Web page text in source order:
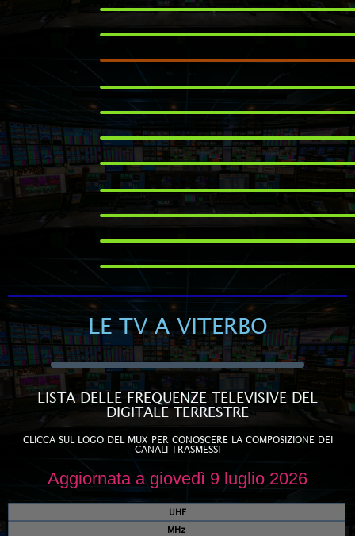
LE TV A VITERBO
LISTA DELLE FREQUENZE TELEVISIVE DEL
DIGITALE TERRESTRE
CLICCA SUL LOGO DEL MUX PER CONOSCERE LA COMPOSIZIONE DEI
CANALI TRASMESSI
Aggiornata a giovedì 9 luglio 2026
UHF
MHz